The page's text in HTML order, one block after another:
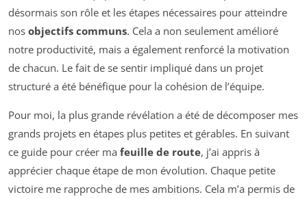
désormais son rôle et les étapes nécessaires pour atteindre
nos objectifs communs. Cela a non seulement amélioré
notre productivité, mais a également renforcé la motivation
de chacun. Le fait de se sentir impliqué dans un projet
structuré a été bénéfique pour la cohésion de l’équipe.
Pour moi, la plus grande révélation a été de décomposer mes
grands projets en étapes plus petites et gérables. En suivant
ce guide pour créer ma feuille de route, j’ai appris à
apprécier chaque étape de mon évolution. Chaque petite
victoire me rapproche de mes ambitions. Cela m’a permis de